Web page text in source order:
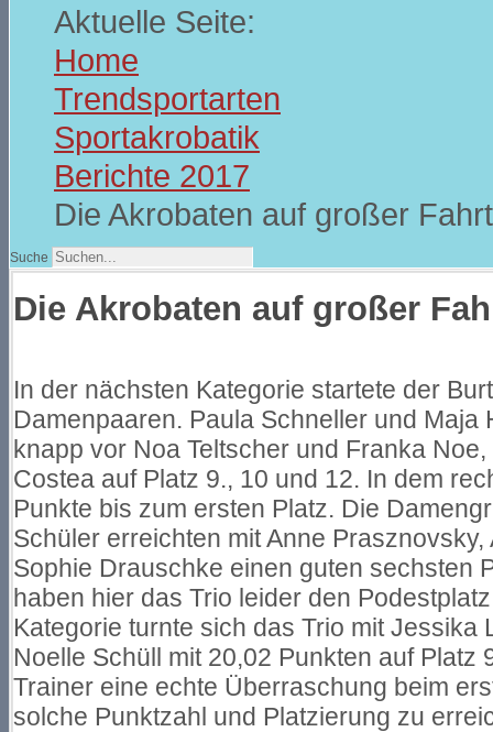
Aktuelle Seite:
Home
Trendsportarten
Sportakrobatik
Berichte 2017
Die Akrobaten auf großer Fahrt
Suche
Die Akrobaten auf großer
In der nächsten Kategorie startete der
Damenpaaren. Paula Schneller und Maja
knapp vor Noa Teltscher und Franka
Costea auf Platz 9., 10 und 12. In dem
Punkte bis zum ersten Platz. Die
Schüler erreichten mit Anne
Sophie Drauschke einen guten sechsten
haben hier das Trio leider den
Kategorie turnte sich das Trio mit Jessika
Noelle Schüll mit 20,02 Punkten auf Platz
Trainer eine echte Überraschung beim
solche Punktzahl und Platzierung zu